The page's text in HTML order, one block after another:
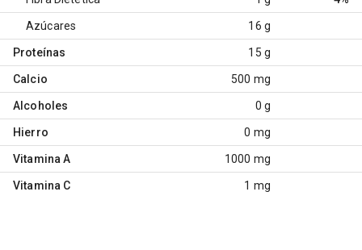
Azúcares 16 g
Proteínas 15 g
Calcio 500 mg
Alcoholes 0 g
Hierro 0 mg
Vitamina A 1000 mg
Vitamina C 1 mg